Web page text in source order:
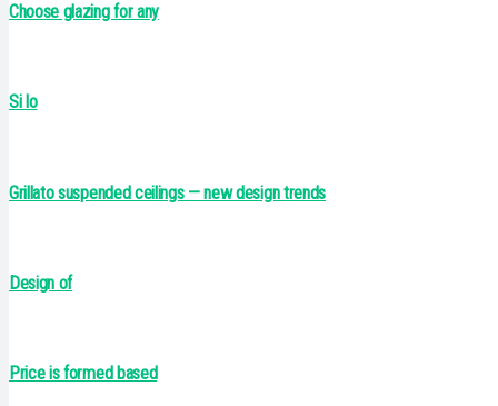
Choose glazing for any
Si lo
Grillato suspended ceilings — new design trends
Design of
Price is formed based